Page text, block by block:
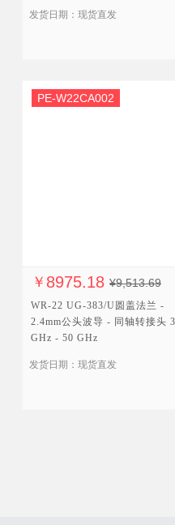
发货日期：现货直发
￥ 8975.18 ¥9,513.69
PE-W22CA002
WR-22 UG-383/U圆盖法兰 -
2.4mm公头波导 - 同轴转接头
GHz - 50 GHz
发货日期：现货直发